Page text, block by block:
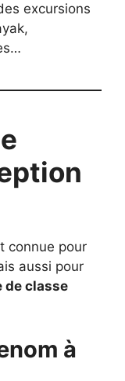
excursions
connue pour
aussi pour
de classe
à